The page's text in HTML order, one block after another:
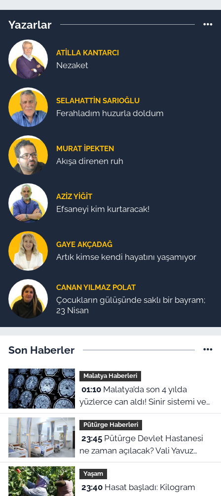
Yazarlar
ATILLA KANTARCI
Nezaket
SELAHATTIN SARIOĞLU
Ferahladım huzurla doldum
MURAT İPEKTEN
Akışa direnen ruh
AZIZ YIĞIT
Efsaneyi kim kurtaracak!
GAYE AKÇADAĞ
Artık kimse kendi hayatını yaşamıyor
CANAN YILMAZ POLAT
Çocukların gülüşünde saklı bir bayram;
23 Nisan
Son Haberler
Malatya Haberleri
01:10Malatya’da son 4 yılda
yüzlerce can aldı! Sinir sistemi ve
duyu organı hastalıklarında şok
veriler
Pütürge Haberleri
23:45Pütürge Devlet Hastanesi
ne zaman açılacak? Vali Yavuz
açıkladı
Yaşam
23:40Hasat başladı: Kilogram